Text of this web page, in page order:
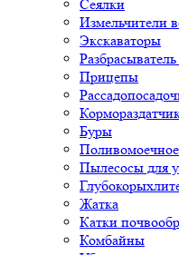
Сеялки
Измельчители
Экскаваторы
Прицепы
Буры
Пылесосы для
Жатка
Катки
Комбайны